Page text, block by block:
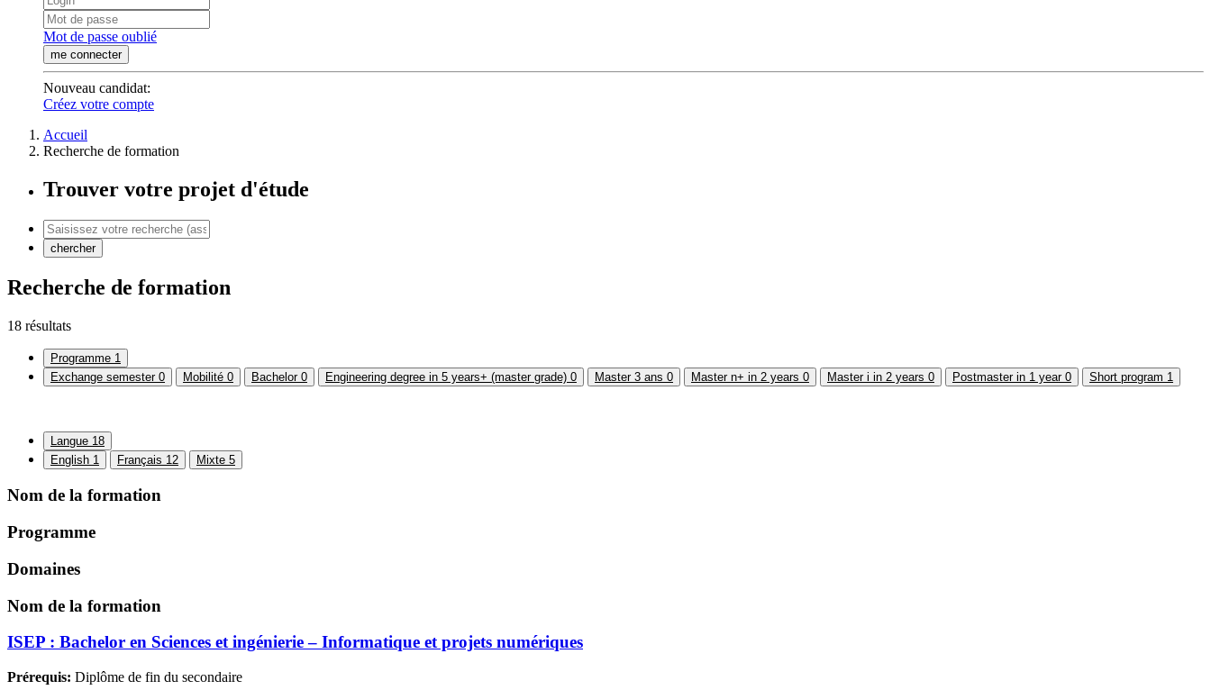
Mot de passe oublié
me connecter
Nouveau candidat:
Créez votre compte
Accueil
Recherche de formation
Trouver votre projet d'étude
chercher
Recherche de formation
18 résultats
Programme 1
Exchange semester 0 Mobilité 0 Bachelor 0 Engineering degree in 5 years+ (master grade) 0 Master 3 ans 0 Master n+ in 2 years 0 Master i in 2 years 0 Postmaster in 1 year 0 Short program 1
Langue 18
English 1 Français 12 Mixte 5
Nom de la formation
Programme
Domaines
Nom de la formation
ISEP : Bachelor en Sciences et ingénierie – Informatique et projets numériques
Prérequis: Diplôme de fin du secondaire